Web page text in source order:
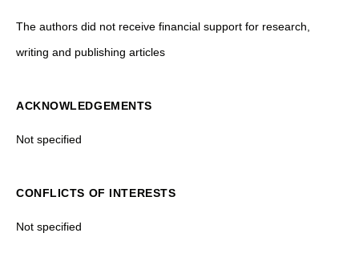
The authors did not receive financial support for research,
writing and publishing articles
ACKNOWLEDGEMENTS
Not specified
CONFLICTS OF INTERESTS
Not specified